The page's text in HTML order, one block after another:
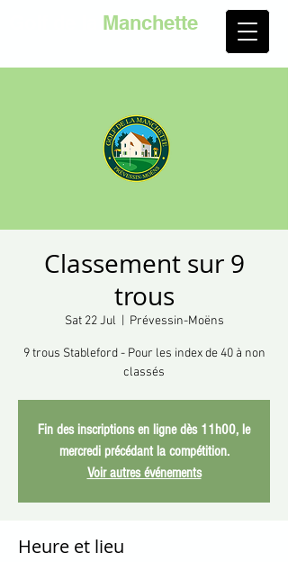
Manchette
Classement sur 9
trous
Sat 22 Jul Prévessin-Moëns
9 trous Stableford - Pour les index de 40 à non
classés
Fin des inscriptions en ligne dès 11h00, le
mercredi précédant la compétition.
Voir autres événements
Heure et lieu